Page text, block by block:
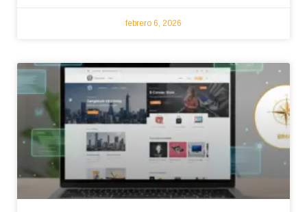
febrero 6, 2026